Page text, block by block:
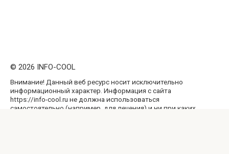
© 2026 INFO-COOL
Внимание! Данный веб ресурс носит исключительно
информационный характер. Информация с сайта
https://info-cool.ru не должна использоваться
самостоятельно (например, для лечения) и ни при каких